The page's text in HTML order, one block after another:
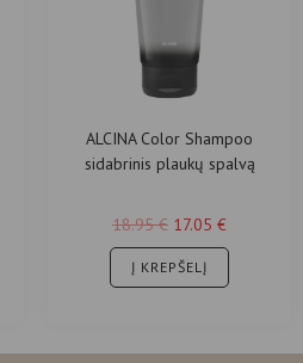
ALCINA Color Shampoo
sidabrinis plaukų spalvą
18.95€ 17.05 €
Į KREPŠELĮ